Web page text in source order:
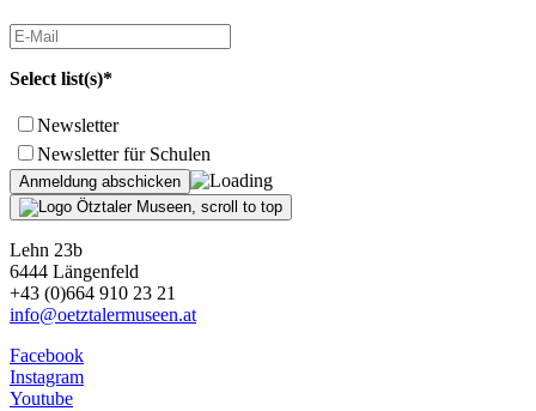
Select list(s)*
Newsletter
Newsletter für Schulen
Lehn 23b
6444 Längenfeld
+43 (0)664 910 23 21
info@oetztalermuseen.at
Facebook
Instagram
Youtube